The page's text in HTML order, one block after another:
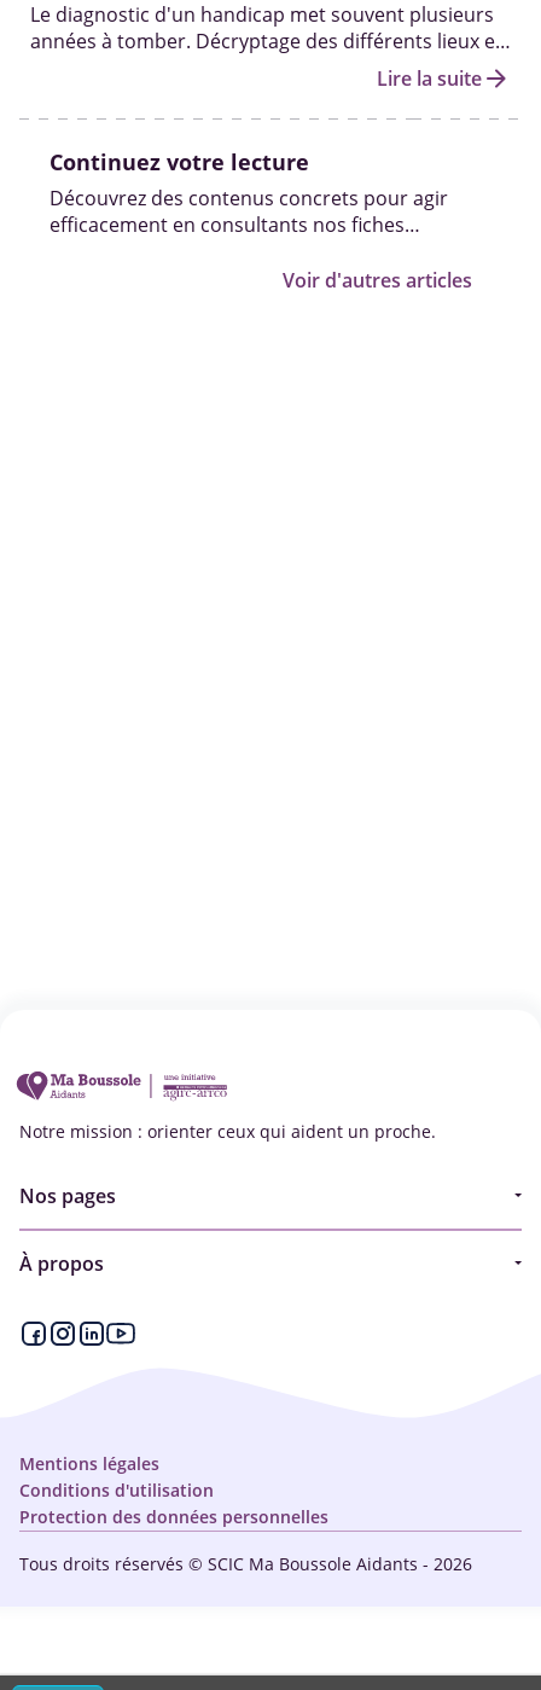
Le diagnostic d'un handicap met souvent plusieurs
années à tomber. Décryptage des différents lieux et
professionnels pour diagnostiquer un handicap.
Lire la suitearrow_forward
Continuez votre lecture
Découvrez des contenus concrets pour agir
efficacement en consultants nos fiches
Voir d'autres articles
Notre mission : orienter ceux qui aident un proche.
Nos pages
Aides financières et congés
À propos
Qui sommes-nous ?
Tous droits réservés © SCIC Ma Boussole Aidants - 2026
Mentions légales
Conditions d'utilisation
Protection des données personnelles